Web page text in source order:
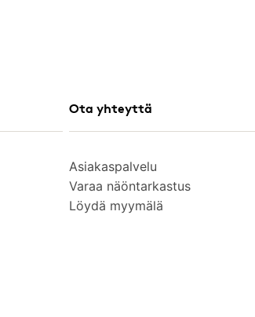
Ota yhteyttä
Asiakaspalvelu
Varaa näöntarkastus
Löydä myymälä